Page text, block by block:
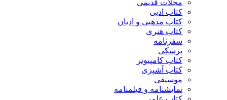
مجلات قدیمی
کتاب ادبی
کتاب مذهبی و ادیان
کتاب هنری
سفرنامه
پزشکی
کتاب کامپیوتر
کتاب آشپزی
موسیقی
نمایشنامه و فیلمنامه